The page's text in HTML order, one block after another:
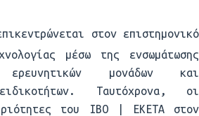
στον επιστημονικό
μέσω της ενσωμάτωσης
ερευνητικών μονάδων και
Ταυτόχρονα, οι
του
IBO| ΕΚΕΤΑ στον